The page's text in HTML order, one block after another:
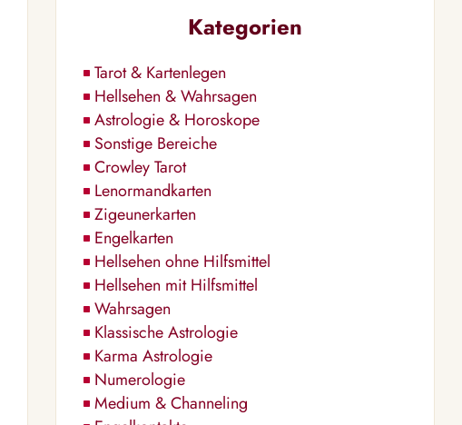
Kategorien
Tarot & Kartenlegen
Hellsehen & Wahrsagen
Astrologie & Horoskope
Sonstige Bereiche
Crowley Tarot
Lenormandkarten
Zigeunerkarten
Engelkarten
Hellsehen ohne Hilfsmittel
Hellsehen mit Hilfsmittel
Wahrsagen
Klassische Astrologie
Karma Astrologie
Numerologie
Medium & Channeling